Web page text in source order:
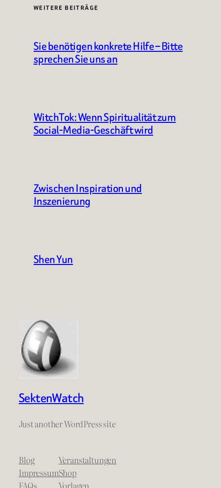
WEITERE BEITRÄGE
Sie benötigen konkrete Hilfe – Bitte
sprechen Sie uns an
WitchTok: Wenn Spiritualität zum
Social-Media-Geschäft wird
Zwischen Inspiration und
Inszenierung
Shen Yun
SektenWatch
Just another WordPress site
Blog
Impressum
FAQs
Veranstaltungen
Shop
Vorlagen